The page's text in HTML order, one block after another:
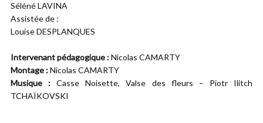
Séléné LAVINA
Assistée de :
Louise DESPLANQUES
Intervenant pédagogique :Nicolas CAMARTY
Montage :Nicolas CAMARTY
Musique :Casse Noisette, Valse des fleurs – Piotr Ilitch
TCHAÏKOVSKI